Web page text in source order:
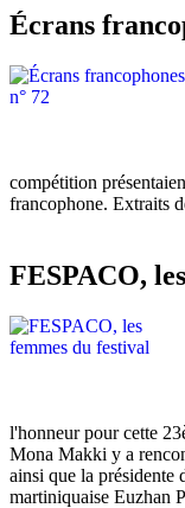
Écrans
compétition
francophone. Extraits
FESPACO,
l'honneur pour cette
Mona Makki y a
ainsi que la présidente
martiniquaise Euzhan